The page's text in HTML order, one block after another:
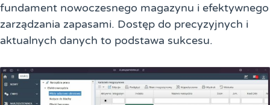
fundament nowoczesnego magazynu i efektywnego
zarządzania zapasami. Dostęp do precyzyjnych i
aktualnych danych to podstawa sukcesu.